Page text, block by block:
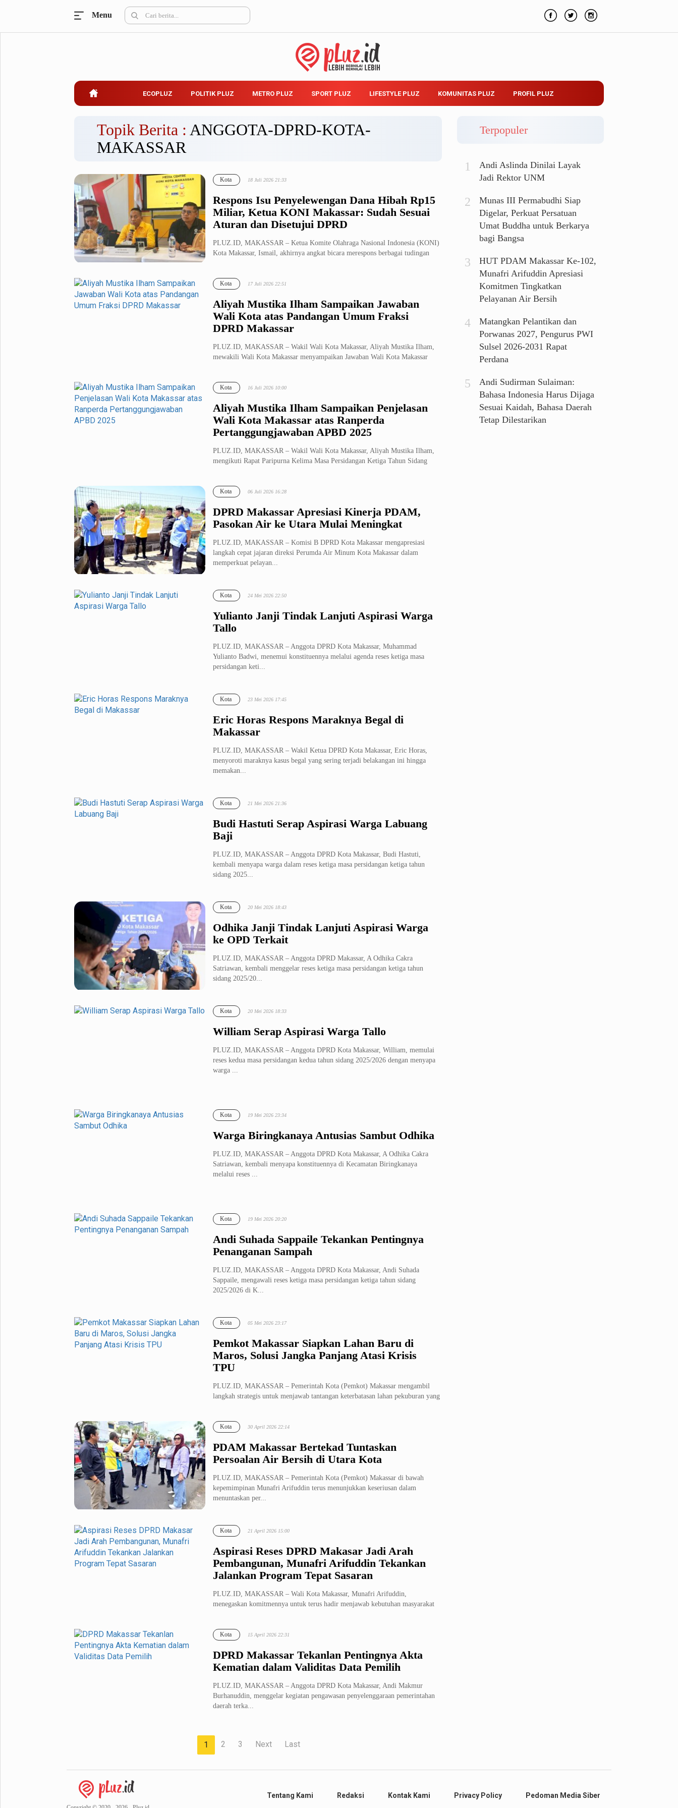
Belanja
Kuliner
Partai Politik
Pilpres
Hukum & Kriminal
Internasional
Pemerintahan
Golf
Menu
ECOPLUZ POLITIK PLUZ METRO PLUZ SPORT PLUZ LIFESTYLE PLUZ KOMUNITAS PLUZ PROFIL PLUZ
Topik Berita : ANGGOTA-DPRD-KOTA-
MAKASSAR
Respons Isu Penyelewengan Dana Hibah Rp15
Miliar, Ketua KONI Makassar: Sudah Sesuai
Aturan dan Disetujui DPRD
Kota 18 Juli 2026 21:33
PLUZ.ID, MAKASSAR – Ketua Komite Olahraga Nasional Indonesia (KONI)
Kota Makassar, Ismail, akhirnya angkat bicara merespons berbagai tudingan
Aliyah Mustika Ilham Sampaikan Jawaban
Wali Kota atas Pandangan Umum Fraksi
DPRD Makassar
Kota 17 Juli 2026 22:51
PLUZ.ID, MAKASSAR – Wakil Wali Kota Makassar, Aliyah Mustika Ilham,
mewakili Wali Kota Makassar menyampaikan Jawaban Wali Kota Makassar
Aliyah Mustika Ilham Sampaikan Penjelasan
Wali Kota Makassar atas Ranperda
Pertanggungjawaban APBD 2025
Kota 16 Juli 2026 10:00
PLUZ.ID, MAKASSAR – Wakil Wali Kota Makassar, Aliyah Mustika Ilham,
mengikuti Rapat Paripurna Kelima Masa Persidangan Ketiga Tahun Sidang
DPRD Makassar Apresiasi Kinerja PDAM,
Pasokan Air ke Utara Mulai Meningkat
Kota 06 Juli 2026 16:28
PLUZ.ID, MAKASSAR – Komisi B DPRD Kota Makassar mengapresiasi
langkah cepat jajaran direksi Perumda Air Minum Kota Makassar dalam
memperkuat pelayan...
Yulianto Janji Tindak Lanjuti Aspirasi Warga
Tallo
Kota 24 Mei 2026 22:50
PLUZ.ID, MAKASSAR – Anggota DPRD Kota Makassar, Muhammad
Yulianto Badwi, menemui konstituennya melalui agenda reses ketiga masa
persidangan keti...
Eric Horas Respons Maraknya Begal di
Makassar
Kota 23 Mei 2026 17:45
PLUZ.ID, MAKASSAR – Wakil Ketua DPRD Kota Makassar, Eric Horas,
menyoroti maraknya kasus begal yang sering terjadi belakangan ini hingga
memakan...
Budi Hastuti Serap Aspirasi Warga Labuang
Baji
Kota 21 Mei 2026 21:36
PLUZ.ID, MAKASSAR – Anggota DPRD Kota Makassar, Budi Hastuti,
kembali menyapa warga dalam reses ketiga masa persidangan ketiga tahun
sidang 2025...
Odhika Janji Tindak Lanjuti Aspirasi Warga
ke OPD Terkait
Kota 20 Mei 2026 18:43
PLUZ.ID, MAKASSAR – Anggota DPRD Makassar, A Odhika Cakra
Satriawan, kembali menggelar reses ketiga masa persidangan ketiga tahun
sidang 2025/20...
William Serap Aspirasi Warga Tallo
Kota 20 Mei 2026 18:33
PLUZ.ID, MAKASSAR – Anggota DPRD Kota Makassar, William, memulai
reses kedua masa persidangan kedua tahun sidang 2025/2026 dengan menyapa
warga ...
Warga Biringkanaya Antusias Sambut Odhika
Kota 19 Mei 2026 23:34
PLUZ.ID, MAKASSAR – Anggota DPRD Kota Makassar, A Odhika Cakra
Satriawan, kembali menyapa konstituennya di Kecamatan Biringkanaya
melalui reses ...
Andi Suhada Sappaile Tekankan Pentingnya
Penanganan Sampah
Kota 19 Mei 2026 20:20
PLUZ.ID, MAKASSAR – Anggota DPRD Kota Makassar, Andi Suhada
Sappaile, mengawali reses ketiga masa persidangan ketiga tahun sidang
2025/2026 di K...
Pemkot Makassar Siapkan Lahan Baru di
Maros, Solusi Jangka Panjang Atasi Krisis
TPU
Kota 05 Mei 2026 23:17
PLUZ.ID, MAKASSAR – Pemerintah Kota (Pemkot) Makassar mengambil
langkah strategis untuk menjawab tantangan keterbatasan lahan pekuburan yang
PDAM Makassar Bertekad Tuntaskan
Persoalan Air Bersih di Utara Kota
Kota 30 April 2026 22:14
PLUZ.ID, MAKASSAR – Pemerintah Kota (Pemkot) Makassar di bawah
kepemimpinan Munafri Arifuddin terus menunjukkan keseriusan dalam
menuntaskan per...
Aspirasi Reses DPRD Makasar Jadi Arah
Pembangunan, Munafri Arifuddin Tekankan
Jalankan Program Tepat Sasaran
Kota 21 April 2026 15:00
PLUZ.ID, MAKASSAR – Wali Kota Makassar, Munafri Arifuddin,
menegaskan komitmennya untuk terus hadir menjawab kebutuhan masyarakat
DPRD Makassar Tekanlan Pentingnya Akta
Kematian dalam Validitas Data Pemilih
Kota 15 April 2026 22:31
PLUZ.ID, MAKASSAR – Anggota DPRD Kota Makassar, Andi Makmur
Burhanuddin, menggelar kegiatan pengawasan penyelenggaraan pemerintahan
daerah terka...
1 2 3 Next Last
Terpopuler
Andi Aslinda Dinilai Layak
Jadi Rektor UNM
Munas III Permabudhi Siap
Digelar, Perkuat Persatuan
Umat Buddha untuk Berkarya
bagi Bangsa
HUT PDAM Makassar Ke-102,
Munafri Arifuddin Apresiasi
Komitmen Tingkatkan
Pelayanan Air Bersih
Matangkan Pelantikan dan
Porwanas 2027, Pengurus PWI
Sulsel 2026-2031 Rapat
Perdana
Andi Sudirman Sulaiman:
Bahasa Indonesia Harus Dijaga
Sesuai Kaidah, Bahasa Daerah
Tetap Dilestarikan
Tentang Kami Redaksi Kontak Kami Privacy Policy Pedoman Media Siber